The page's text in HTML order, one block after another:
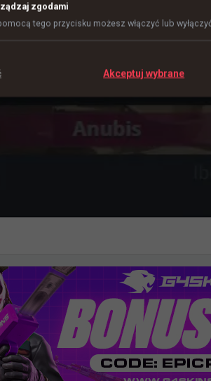
zgodami
tego przycisku możesz włączyć lub
Akceptuj wybrane